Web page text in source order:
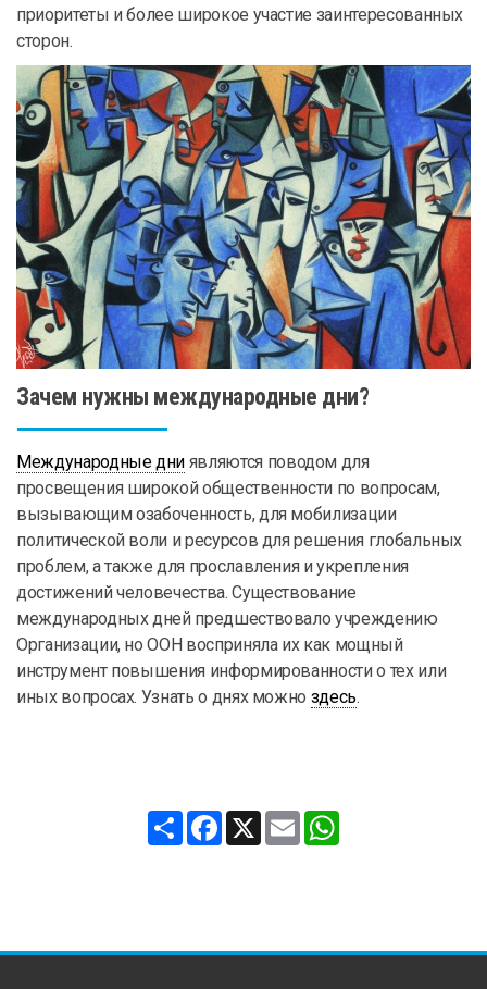
приоритеты и более широкое участие заинтересованных
сторон.
Зачем нужны международные дни?
Международные дни являются поводом для
просвещения широкой общественности по вопросам,
вызывающим озабоченность, для мобилизации
политической воли и ресурсов для решения глобальных
проблем, а также для прославления и укрепления
достижений человечества. Существование
международных дней предшествовало учреждению
Организации, но ООН восприняла их как мощный
инструмент повышения информированности о тех или
иных вопросах. Узнать о днях можно здесь.
Share Facebook
X Email